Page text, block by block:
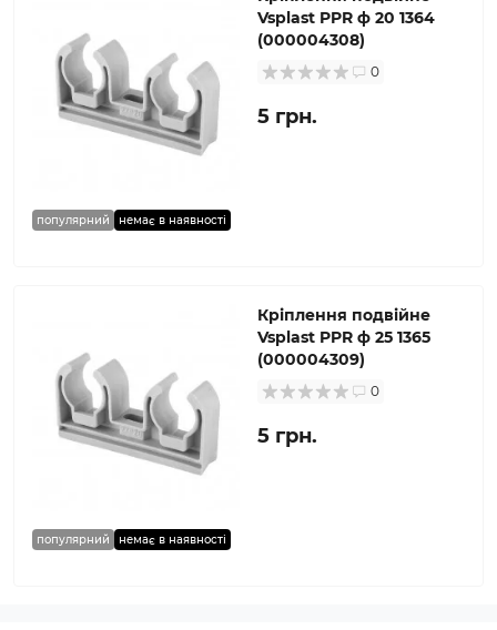
популярний немає в наявності
Vsplast PPR ф 20 1364
(000004308)
0
5 грн.
популярний немає в наявності
Кріплення подвійне
Vsplast PPR ф 25 1365
(000004309)
0
5 грн.